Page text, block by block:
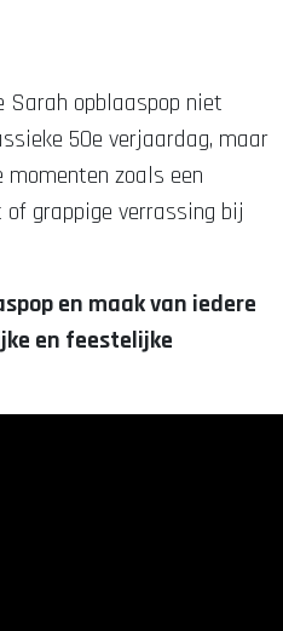
opblaaspop niet
50e verjaardag, maar
momenten zoals een
grappige verrassing bij
en maak van iedere
en feestelijke